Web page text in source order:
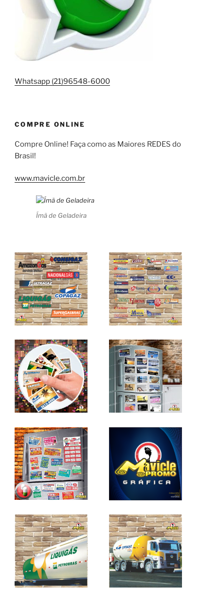
Whatsapp (21)96548-6000
COMPRE ONLINE
Compre Online! Faça como as Maiores REDES do
Brasil!
www.mavicle.com.br
Ímã de Geladeira